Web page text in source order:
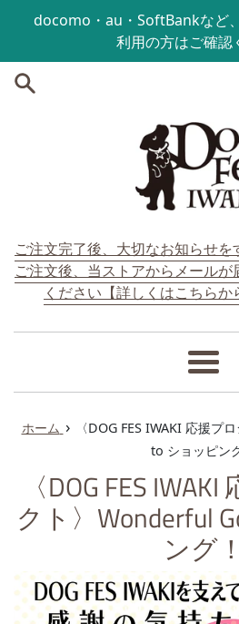
コンテンツにスキップする
docomo・au・SoftBankなど
利用の方はご確認
ご注文完了後、大切なお知らせを
ご注文後、当ストアからメール
ください【詳しくはこちらか
メ
ニ
ー
ホーム ›
〈DOG FES IWAKI 応援プ
to ショッピン
〈DOG FES
クト〉Wonderful
ング！